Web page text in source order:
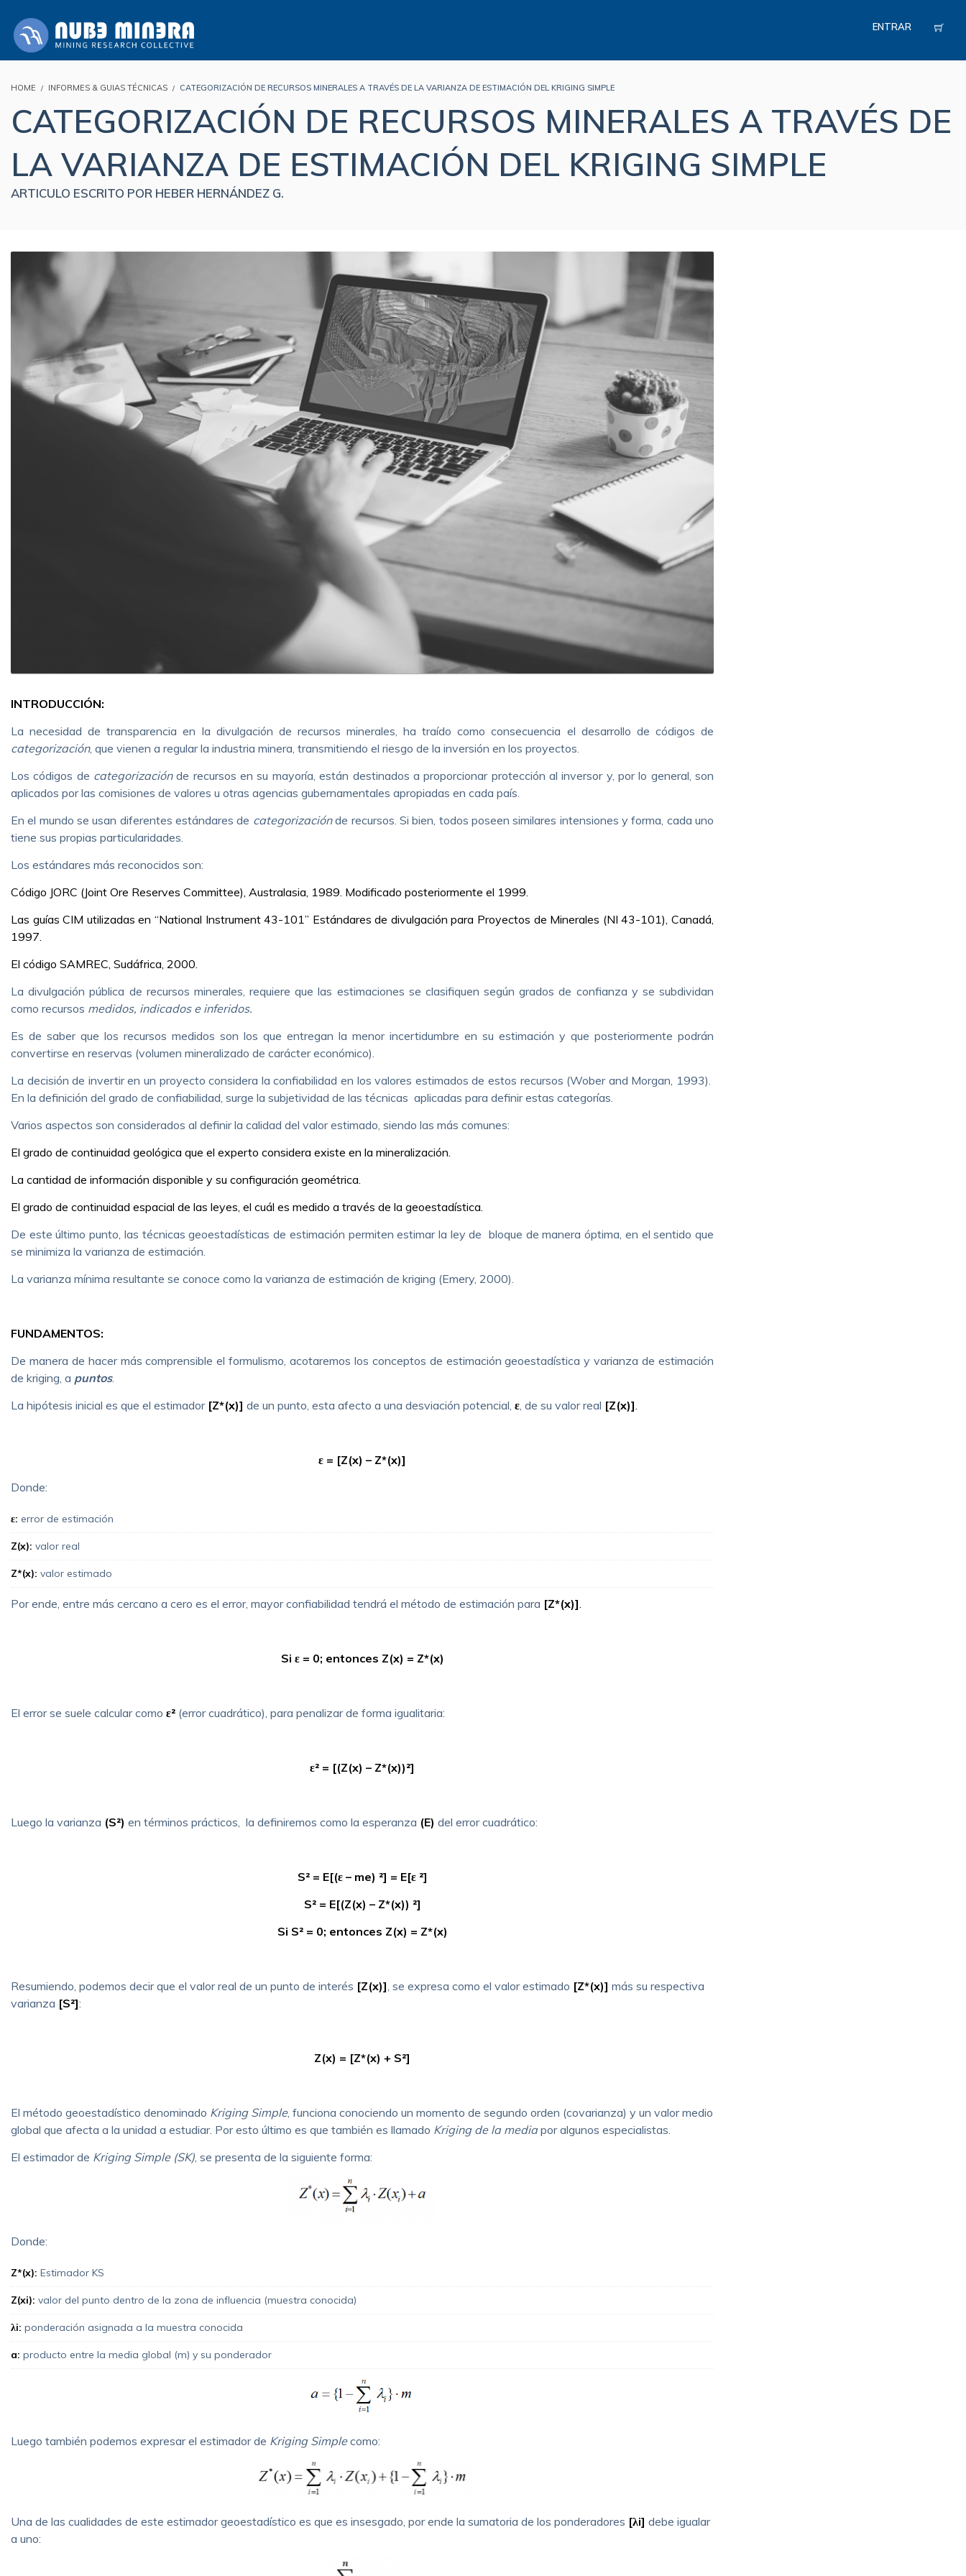
ENTRAR
HOME INFORMES & GUIAS TÉCNICAS CATEGORIZACIÓN DE RECURSOS MINERALES A TRAVÉS DE LA VARIANZA DE ESTIMACIÓN DEL KRIGING SIMPLE
CATEGORIZACIÓN DE RECURSOS MINERALES A TRAVÉS DE
LA VARIANZA DE ESTIMACIÓN DEL KRIGING SIMPLE
ARTICULO ESCRITO POR HEBER HERNÁNDEZ G.
INTRODUCCIÓN:
La necesidad de transparencia en la divulgación de recursos minerales, ha traído como consecuencia el desarrollo de códigos de
categorización, que vienen a regular la industria minera, transmitiendo el riesgo de la inversión en los proyectos.
Los códigos de categorizaciónde recursos en su mayoría, están destinados a proporcionar protección al inversor y, por lo general, son
aplicados por las comisiones de valores u otras agencias gubernamentales apropiadas en cada país.
En el mundo se usan diferentes estándares de categorizaciónde recursos. Si bien, todos poseen similares intensiones y forma, cada uno
tiene sus propias particularidades.
Los estándares más reconocidos son:
Código JORC (Joint Ore Reserves Committee), Australasia, 1989. Modificado posteriormente el 1999.
Las guías CIM utilizadas en “National Instrument 43-101” Estándares de divulgación para Proyectos de Minerales (NI 43-101), Canadá,
1997.
El código SAMREC, Sudáfrica, 2000.
La divulgación pública de recursos minerales, requiere que las estimaciones se clasifiquen según grados de confianza y se subdividan
como recursos medidos, indicados e inferidos.
Es de saber que los recursos medidos son los que entregan la menor incertidumbre en su estimación y que posteriormente podrán
convertirse en reservas (volumen mineralizado de carácter económico).
La decisión de invertir en un proyecto considera la confiabilidad en los valores estimados de estos recursos (Wober and Morgan, 1993).
En la definición del grado de confiabilidad, surge la subjetividad de las técnicas aplicadas para definir estas categorías.
Varios aspectos son considerados al definir la calidad del valor estimado, siendo las más comunes:
El grado de continuidad geológica que el experto considera existe en la mineralización.
La cantidad de información disponible y su configuración geométrica.
El grado de continuidad espacial de las leyes, el cuál es medido a través de la geoestadística.
De este último punto, las técnicas geoestadísticas de estimación permiten estimar la ley de bloque de manera óptima, en el sentido que
se minimiza la varianza de estimación.
La varianza mínima resultante se conoce como la varianza de estimación de kriging (Emery, 2000).
FUNDAMENTOS:
De manera de hacer más comprensible el formulismo, acotaremos los conceptos de estimación geoestadística y varianza de estimación
de kriging, a puntos.
La hipótesis inicial es que el estimador [Z*(x)] de un punto, esta afecto a una desviación potencial, ε , de su valor real [Z(x)]
ε = [Z(x) – Z*(x)]
Donde:
ε: error de estimación
Z(x): valor real
Z*(x): valor estimado
Por ende, entre más cercano a cero es el error, mayor confiabilidad tendrá el método de estimación para [Z*(x)]
Si ε = 0; entonces Z(x) = Z*(x)
El error se suele calcular como ε² (error cuadrático), para penalizar de forma igualitaria:
ε² = [(Z(x) – Z*(x))²]
Luego la varianza (S²) en términos prácticos, la definiremos como la esperanza (E) del error cuadrático:
S² = E[(ε – me) ²] = E[ε ²]
S² = E[(Z(x) – Z*(x)) ²]
Si S² = 0; entonces Z(x) = Z*(x)
Resumiendo, podemos decir que el valor real de un punto de interés [Z(x)] , se expresa como el valor estimado [Z*(x)] más su respectiva
varianza [S²]:
Z(x) = [Z*(x) + S²]
El método geoestadístico denominado Kriging Simple, funciona conociendo un momento de segundo orden (covarianza) y un valor medio
global que afecta a la unidad a estudiar. Por esto último es que también es llamado Kriging de la mediapor algunos especialistas.
El estimador de Kriging Simple (SK) , se presenta de la siguiente forma:
Donde:
Z*(x): Estimador KS
Z(xi): valor del punto dentro de la zona de influencia (muestra conocida)
λi: ponderación asignada a la muestra conocida
a: producto entre la media global (m) y su ponderador
Luego también podemos expresar el estimador de Kriging Simplecomo:
Una de las cualidades de este estimador geoestadístico es que es insesgado, por ende la sumatoria de los ponderadores [λi] debe igualar
a uno: